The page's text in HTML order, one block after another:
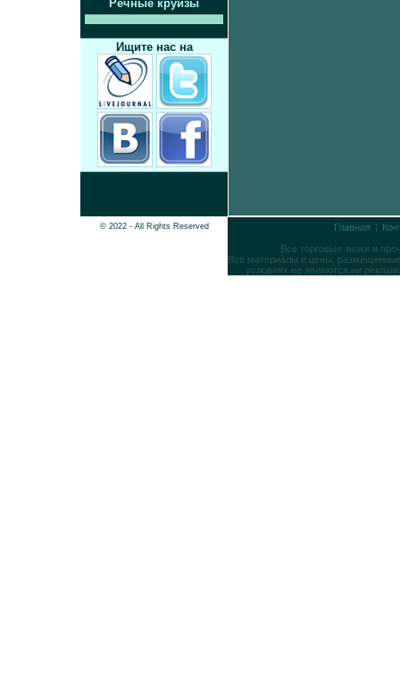
Речные круизы
Ищите нас на
© 2022 - All Rights Reserved Главная |
Все торговые знаки и
Все материалы и цены,
условиях не являются ни